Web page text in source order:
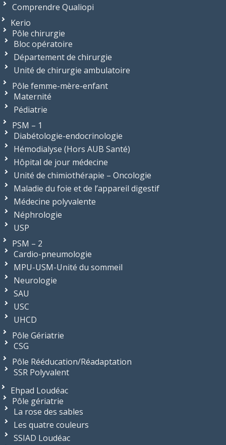
Comprendre Qualiopi
Kerio
Pôle chirurgie
Bloc opératoire
Département de chirurgie
Unité de chirurgie ambulatoire
Pôle femme-mère-enfant
Maternité
Pédiatrie
PSM – 1
Diabétologie-endocrinologie
Hémodialyse (Hors AUB Santé)
Hôpital de jour médecine
Unité de chimiothérapie – Oncologie
Maladie du foie et de l’appareil digestif
Médecine polyvalente
Néphrologie
USP
PSM – 2
Cardio-pneumologie
MPU-USM-Unité du sommeil
Neurologie
SAU
USC
UHCD
Pôle Gériatrie
CSG
Pôle Rééducation/Réadaptation
SSR Polyvalent
Ehpad Loudéac
Pôle gériatrie
La rose des sables
Les quatre couleurs
SSIAD Loudéac